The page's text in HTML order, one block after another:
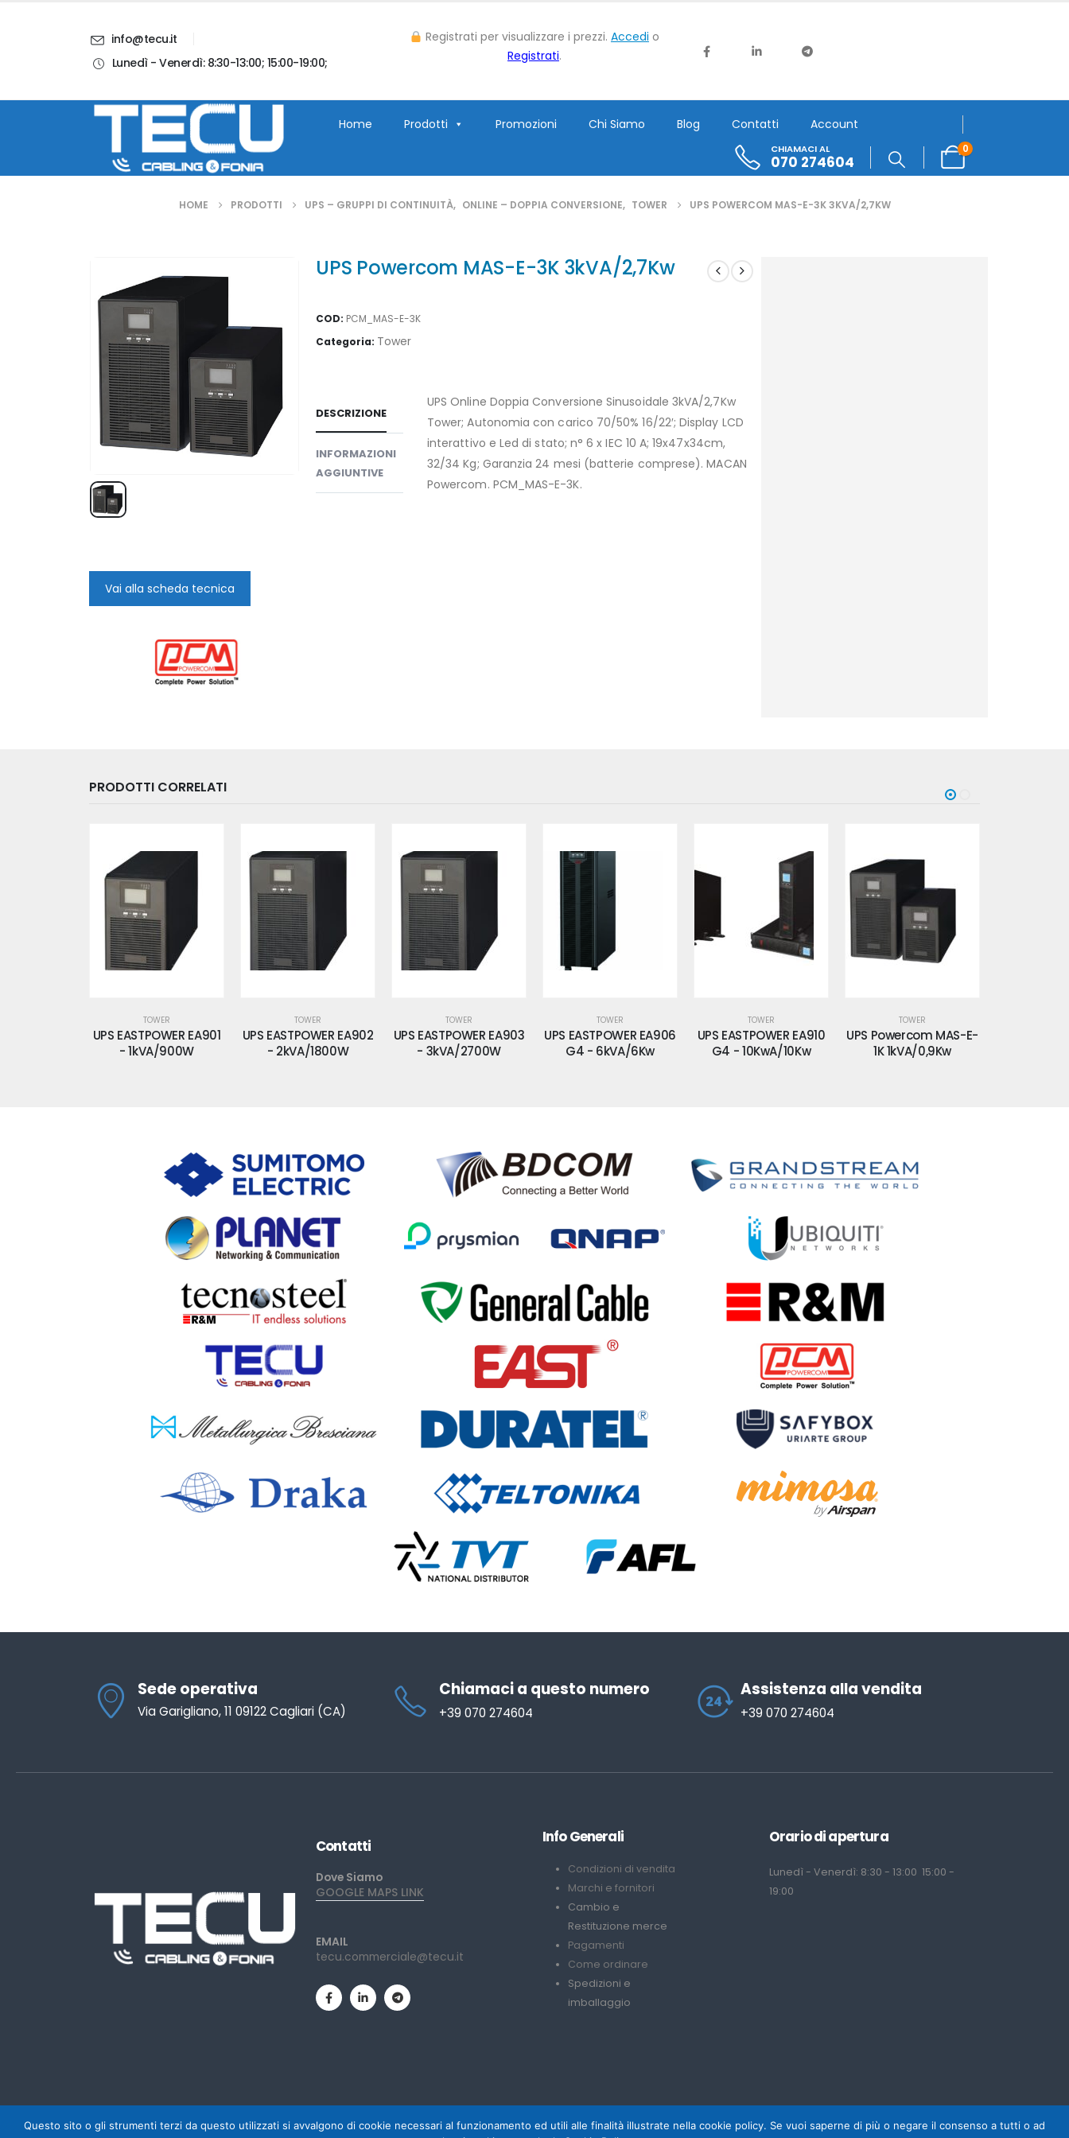
info@tecu.it
Lunedì - Venerdì: 8:30-13:00; 15:00-19:00;
Registrati per visualizzare i prezzi. Accedi o
Registrati.
Home Prodotti Promozioni Chi Siamo Blog Contatti Account
CHIAMACI AL
070 274604
0
HOME PRODOTTI UPS – GRUPPI DI CONTINUITÀ, ONLINE – DOPPIA CONVERSIONE, TOWER UPS POWERCOM MAS-E-3K 3KVA/2,7KW
Vai alla scheda tecnica
UPS Powercom MAS-E-3K 3kVA/2,7Kw
COD: PCM_MAS-E-3K
Categoria: Tower
DESCRIZIONE
INFORMAZIONI
AGGIUNTIVE
UPS Online Doppia Conversione Sinusoidale 3kVA/2,7Kw
Tower; Autonomia con carico 70/50% 16/22′; Display LCD
interattivo e Led di stato; n° 6 x IEC 10 A; 19x47x34cm,
32/34 Kg; Garanzia 24 mesi (batterie comprese). MACAN
Powercom. PCM_MAS-E-3K.
PRODOTTI CORRELATI
TOWER
UPS EASTPOWER EA902
- 2kVA/1800W
TOWER
UPS EASTPOWER EA903
- 3kVA/2700W
TOWER
UPS EASTPOWER EA906
G4 - 6kVA/6Kw
TOWER
UPS EASTPOWER EA910
G4 - 10KwA/10Kw
TOWER
UPS Powercom MAS-E-
1K 1kVA/0,9Kw
TOWER
UPS Powercom MAS-E-
2K 2kVA/1,8Kw
Sede operativa
Via Garigliano, 11 09122 Cagliari (CA)
Chiamaci a questo numero
+39 070 274604
Assistenza alla vendita
+39 070 274604
Contatti
Dove Siamo
GOOGLE MAPS LINK
EMAIL
tecu.commerciale@tecu.it
Info Generali
Condizioni di vendita
Marchi e fornitori
Cambio e
Restituzione merce
Pagamenti
Come ordinare
Spedizioni e
imballaggio
Orario di apertura
Lunedì - Venerdì: 8:30 - 13:00 15:00 -
19:00
Blog Contatti Account
Questo sito o gli strumenti terzi da questo utilizzati si avvalgono di cookie necessari al funzionamento ed utili alle finalità illustrate nella cookie policy. Se vuoi saperne di più o negare il consenso a tutti o ad